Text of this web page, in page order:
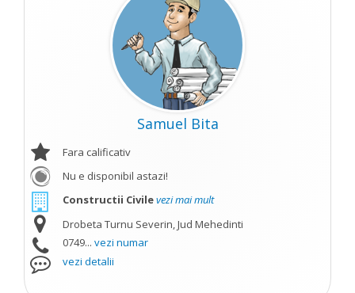
Samuel Bita
Fara calificativ
Nu e disponibil astazi!
Constructii Civilevezi mai mult
Drobeta Turnu Severin, Jud Mehedinti
0749... vezi numar
vezi detalii